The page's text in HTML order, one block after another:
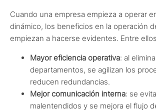
Cuando una empresa empieza a operar
dinámico, los beneficios en la operación
empiezan a hacerse evidentes. Entre
Mayor eficiencia operativa: al
departamentos, se agilizan los
reducen redundancias.
Mejor comunicación interna: se
malentendidos y se mejora el flujo